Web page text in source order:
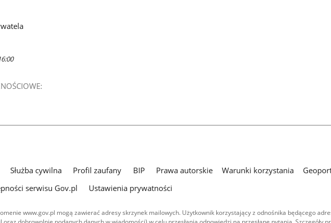
Służba cywilna Profil zaufany BIP Prawa autorskie Warunki korzystania
serwisu Gov.pl
Ustawienia prywatności
www.gov.pl mogą zawierać adresy skrzynek mailowych. Użytkownik korzystający z odnośnika będącego